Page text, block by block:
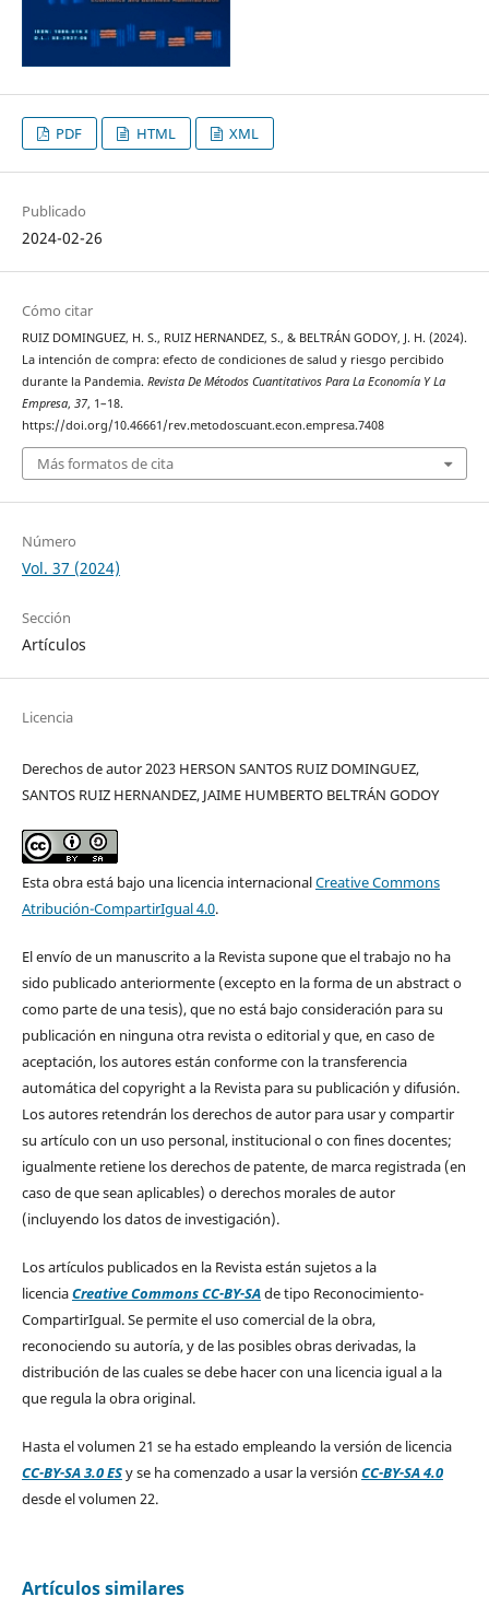
PDF HTML XML
Publicado
2024-02-26
Cómo citar
RUIZ DOMINGUEZ, H. S., RUIZ HERNANDEZ, S., & BELTRÁN GODOY, J. H. (2024).
La intención de compra: efecto de condiciones de salud y riesgo percibido
durante la Pandemia. Revista De Métodos Cuantitativos Para La Economía Y La
Empresa, 37, 1–18.
https://doi.org/10.46661/rev.metodoscuant.econ.empresa.7408
Más formatos de cita
Número
Vol. 37 (2024)
Sección
Artículos
Licencia
Derechos de autor 2023 HERSON SANTOS RUIZ DOMINGUEZ,
SANTOS RUIZ HERNANDEZ, JAIME HUMBERTO BELTRÁN GODOY
Esta obra está bajo una licencia internacionalCreative Commons
Atribución-CompartirIgual 4.0.
El envío de un manuscrito a la Revista supone que el trabajo no ha
sido publicado anteriormente (excepto en la forma de un abstract o
como parte de una tesis), que no está bajo consideración para su
publicación en ninguna otra revista o editorial y que, en caso de
aceptación, los autores están conforme con la transferencia
automática del copyright a la Revista para su publicación y difusión.
Los autores retendrán los derechos de autor para usar y compartir
su artículo con un uso personal, institucional o con fines docentes;
igualmente retiene los derechos de patente, de marca registrada (en
caso de que sean aplicables) o derechos morales de autor
(incluyendo los datos de investigación).
Los artículos publicados en la Revista están sujetos a la
licenciaCreative Commons CC-BY-SAde tipo Reconocimiento-
CompartirIgual. Se permite el uso comercial de la obra,
reconociendo su autoría, y de las posibles obras derivadas, la
distribución de las cuales se debe hacer con una licencia igual a la
que regula la obra original.
Hasta el volumen 21 se ha estado empleando la versión de licencia
CC-BY-SA 3.0 ESy se ha comenzado a usar la versión CC-BY-SA 4.0
desde el volumen 22.
Artículos similares